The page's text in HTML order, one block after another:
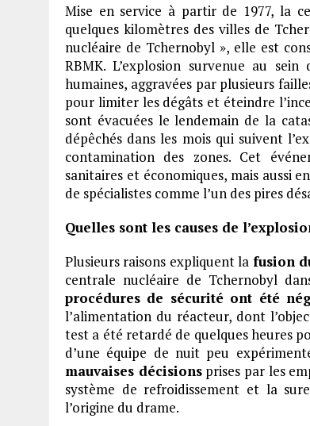
Mise en service à partir de 1977, la
quelques kilomètres des villes de
nucléaire de Tchernobyl », elle est
RBMK. L’explosion survenue au
humaines, aggravées par plusieurs
pour limiter les dégâts et éteindre
sont évacuées le lendemain de la
dépêchés dans les mois qui suivent
contamination des zones. Cet
sanitaires et économiques, mais aussi
de spécialistes comme l’un des pires
Quelles sont les causes de
Plusieurs raisons expliquent lafusion
centrale nucléaire de Tchernobyl
procédures de sécurité ont été
l’alimentation du réacteur, dont
test a été retardé de quelques heures
d’une équipe de nuit peu
mauvaises décisionsprises par les
système de refroidissement et la
l’origine du drame.